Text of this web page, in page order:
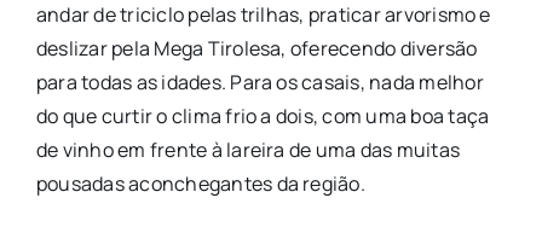
andar de triciclo pelas trilhas, praticar arvorismo e
deslizar pela Mega Tirolesa, oferecendo diversão
para todas as idades. Para os casais, nada melhor
do que curtir o clima frio a dois, com uma boa taça
de vinho em frente à lareira de uma das muitas
pousadas aconchegantes da região.